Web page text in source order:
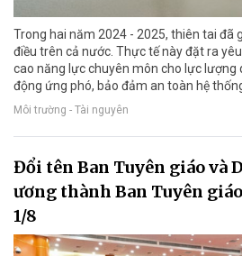
Trong hai năm 2024 - 2025, thiên tai đã
điều trên cả nước. Thực tế này đặt ra
cao năng lực chuyên môn cho lực lượng
động ứng phó, bảo đảm an toàn hệ
Môi trường - Tài nguyên
Đổi tên Ban Tuyên giáo và
ương thành Ban Tuyên
1/8